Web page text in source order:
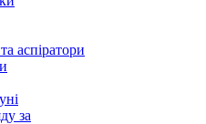
аспіратори
за